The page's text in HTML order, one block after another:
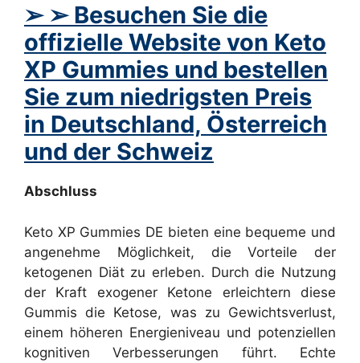
➢ ➢ Besuchen Sie die
offizielle Website von Keto
XP Gummies und bestellen
Sie zum niedrigsten Preis
in Deutschland, Österreich
und der Schweiz
Abschluss
Keto XP Gummies DE bieten eine bequeme und
angenehme Möglichkeit, die Vorteile der
ketogenen Diät zu erleben. Durch die Nutzung
der Kraft exogener Ketone erleichtern diese
Gummis die Ketose, was zu Gewichtsverlust,
einem höheren Energieniveau und potenziellen
kognitiven Verbesserungen führt. Echte